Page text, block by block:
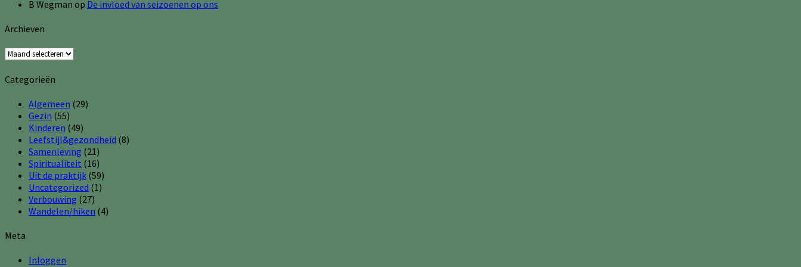
B Wegman op De invloed van seizoenen op ons
Archieven
Archieven
Categorieën
Algemeen (29)
Gezin (55)
Kinderen (49)
Leefstijl&gezondheid (8)
Samenleving (21)
Spiritualiteit (16)
Uit de praktijk (59)
Uncategorized (1)
Verbouwing (27)
Wandelen/hiken (4)
Meta
Inloggen